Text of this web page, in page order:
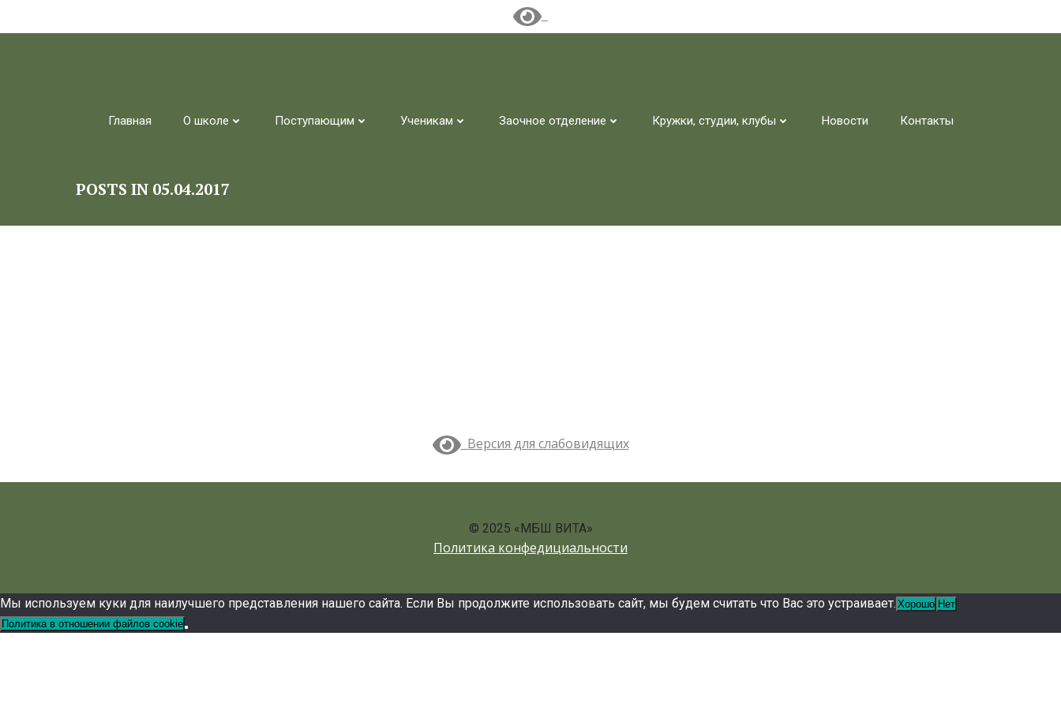
Главная О школе Поступающим Ученикам Заочное отделение Кружки, студии, клубы Новости Контакты
POSTS IN 05.04.2017
Версия для слабовидящих
© 2025 «МБШ ВИТА»
Политика конфедициальности
Мы используем куки для наилучшего представления нашего сайта. Если Вы продолжите использовать сайт, мы будем считать что Вас это устраивает. Хорошо Нет
Политика в отношении файлов cookie